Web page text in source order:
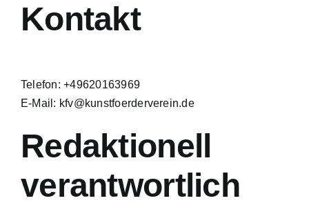
Kontakt
Telefon: +49620163969
E-Mail: kfv@kunstfoerderverein.de
Redaktionell
verantwortlich